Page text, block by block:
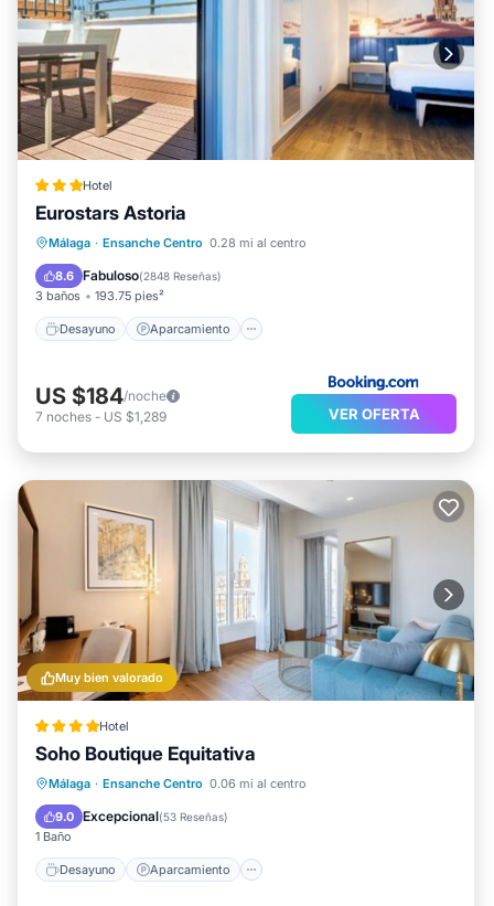
Hotel
Eurostars Astoria
Málaga · Ensanche Centro 0.28 mi al centro
8.6 Fabuloso(2848 Reseñas)
3 baños 193.75 pies²
Desayuno Aparcamiento
Desayuno
Aparcamiento
Aire acondicionado
US $184/noche
7 noches - US $1,289 VER OFERTA
Muy bien valorado
Hotel
Soho Boutique Equitativa
Málaga · Ensanche Centro 0.06 mi al centro
9.0 Excepcional(53 Reseñas)
1 Baño
Desayuno Aparcamiento
Desayuno Aparcamiento
Aire acondicionado